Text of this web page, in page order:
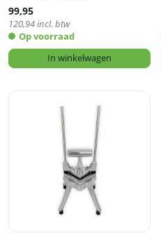
99,95
120,94incl. btw
Op voorraad
In winkelwagen